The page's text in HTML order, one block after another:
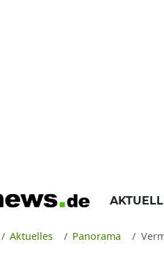
Aktuelles Panorama